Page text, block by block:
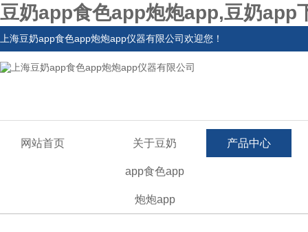
豆奶app食色app炮炮app,豆奶app
上海豆奶app食色app炮炮app仪器有限公司欢迎您！
网站首页 关于豆奶
app食色app
炮炮app
产品中心